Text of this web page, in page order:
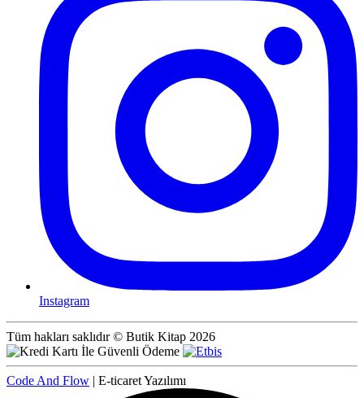
Instagram
Tüm hakları saklıdır © Butik Kitap 2026
Code And Flow | E-ticaret Yazılımı